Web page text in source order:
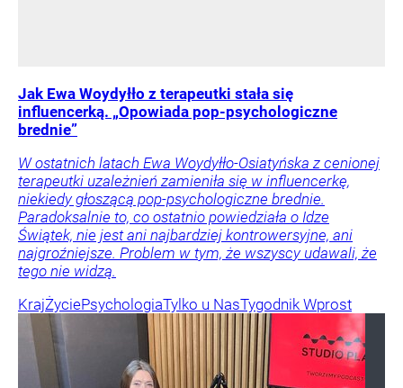
Jak Ewa Woydyłło z terapeutki stała się
influencerką. „Opowiada pop-psychologiczne
brednie”
W ostatnich latach Ewa Woydyłło-Osiatyńska z cenionej
terapeutki uzależnień zamieniła się w influencerkę,
niekiedy głoszącą pop-psychologiczne brednie.
Paradoksalnie to, co ostatnio powiedziała o Idze
Świątek, nie jest ani najbardziej kontrowersyjne, ani
najgroźniejsze. Problem w tym, że wszyscy udawali, że
tego nie widzą.
KrajŻyciePsychologiaTylko u NasTygodnik Wprost